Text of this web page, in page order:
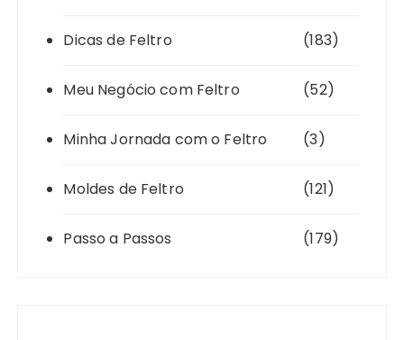
Dicas de Feltro (183)
Meu Negócio com Feltro (52)
Minha Jornada com o Feltro (3)
Moldes de Feltro (121)
Passo a Passos (179)